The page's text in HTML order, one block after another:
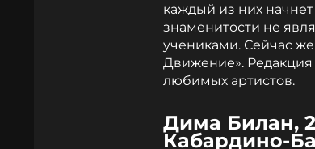
каждый из них начнет
знаменитости не
учениками. Сейчас
Движение».
любимых артистов.
Дима Билан,
Кабардино-